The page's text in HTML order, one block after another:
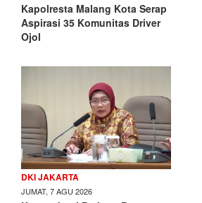
Kapolresta Malang Kota Serap
Aspirasi 35 Komunitas Driver
Ojol
DKI JAKARTA
JUMAT, 7 AGU 2026